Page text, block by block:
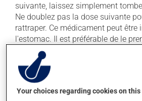
suivante, laissez simplement
Ne doublez pas la dose suivante
rattraper. Ce médicament peut être
l'estomac. Il est préférable de le
nourriture.
Évitez la consommation excessive
traitement.
Your choices regarding cookies on